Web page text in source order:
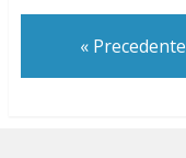
« Precedente